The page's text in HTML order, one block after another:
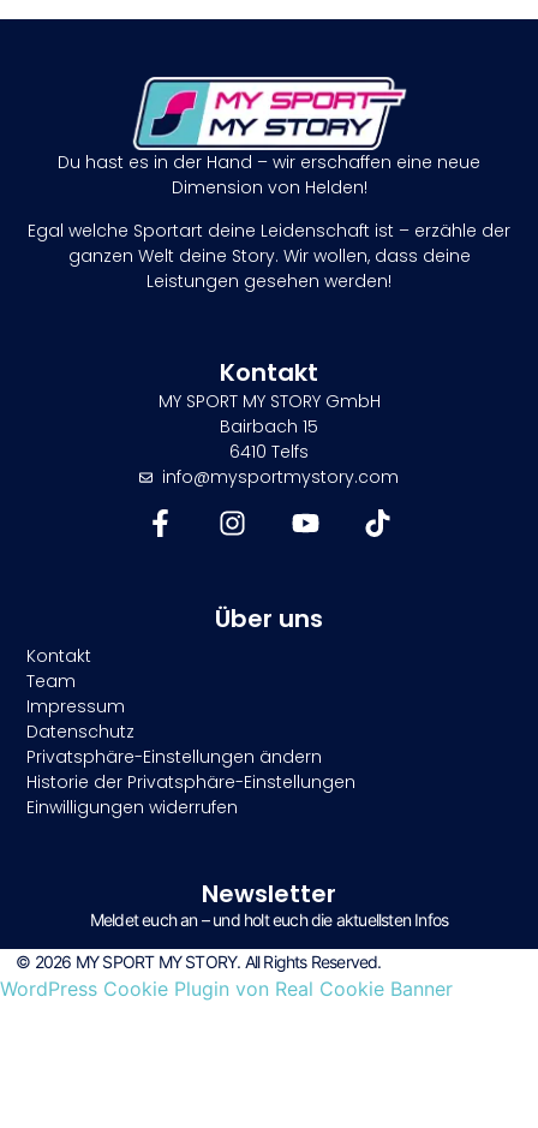
Du hast es in der Hand – wir erschaffen eine neue
Dimension von Helden!
Egal welche Sportart deine Leidenschaft ist – erzähle der
ganzen Welt deine Story. Wir wollen, dass deine
Leistungen gesehen werden!
Kontakt
MY SPORT MY STORY GmbH
Bairbach 15
6410 Telfs
info@mysportmystory.com
Über uns
Kontakt
Team
Impressum
Datenschutz
Privatsphäre-Einstellungen ändern
Historie der Privatsphäre-Einstellungen
Einwilligungen widerrufen
Newsletter
Meldet euch an – und holt euch die aktuellsten Infos
© 2026 MY SPORT MY STORY. All Rights Reserved.
WordPress Cookie Plugin von Real Cookie Banner